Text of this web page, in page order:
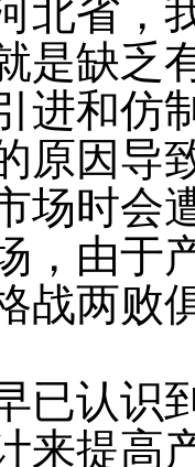
北省，
是缺乏
进和仿
原因导
场时会
，由于
战两败
已认识
来提高